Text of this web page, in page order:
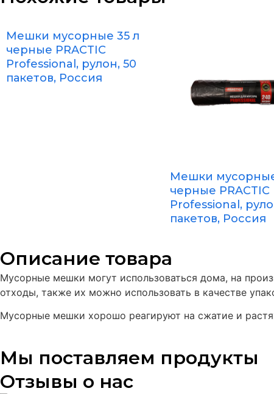
Мешки мусорные 35 л
черные PRACTIC
Professional, рулон, 50
пакетов, Россия
Мешки
черные PRACTIC
Professional,
пакетов, Россия
Описание товара
Мусорные мешки могут использоваться дома, на
отходы, также их можно использовать в качестве
Мусорные мешки хорошо реагируют на сжатие и
Мы поставляем продукты
Отзывы о нас